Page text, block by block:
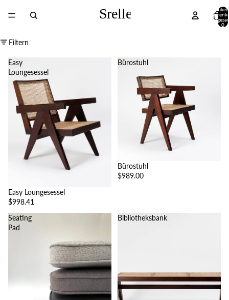
Artikel
0
Filtern
Easy
Loungesessel
Easy Loungesessel
$998.41
Bürostuhl
Bürostuhl
$989.00
Seating
Pad
Bibliotheksbank